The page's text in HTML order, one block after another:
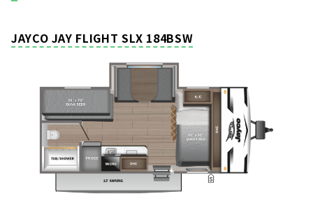
JAYCO JAY FLIGHT SLX 184BSW